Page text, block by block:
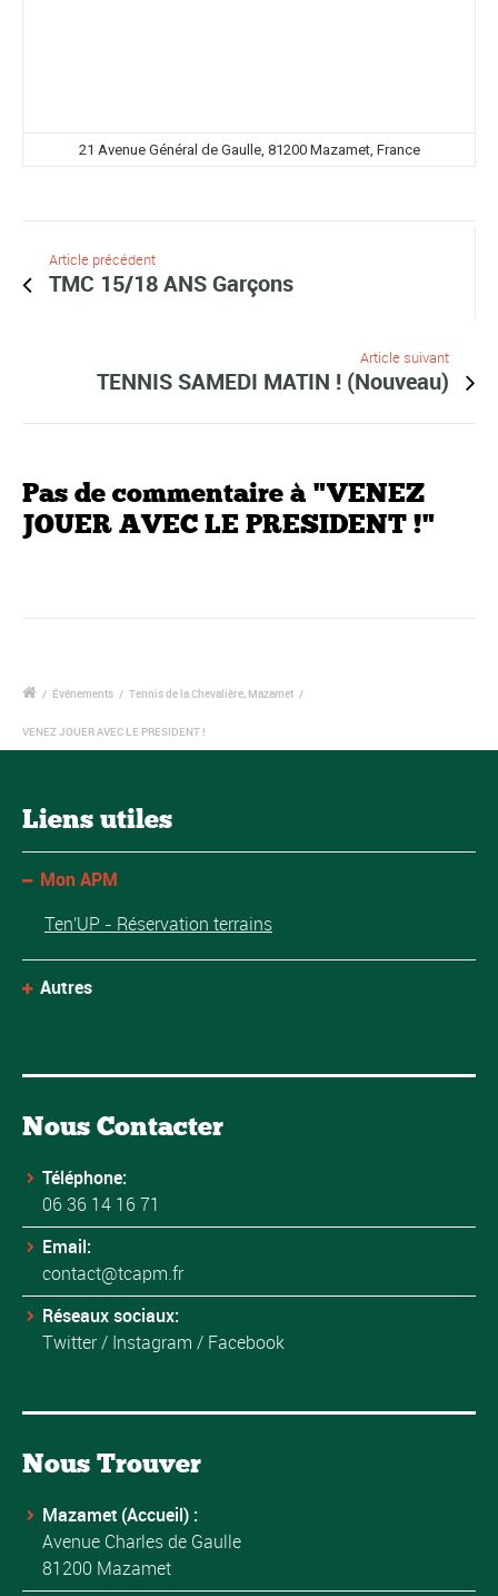
21 Avenue Général de Gaulle, 81200 Mazamet, France
Article précédent
TMC 15/18 ANS Garçons
Article suivant
TENNIS SAMEDI MATIN ! (Nouveau)
Pas de commentaire à "VENEZ
JOUER AVEC LE PRESIDENT !"
/ Événements / Tennis de la Chevalière, Mazamet /
VENEZ JOUER AVEC LE PRESIDENT !
Liens utiles
Mon APM
Ten'UP - Réservation terrains
Autres
Nous Contacter
Téléphone:
06 36 14 16 71
Email:
contact@tcapm.fr
Réseaux sociaux:
Twitter/ Instagram / Facebook
Nous Trouver
Mazamet (Accueil) :
Avenue Charles de Gaulle
81200 Mazamet